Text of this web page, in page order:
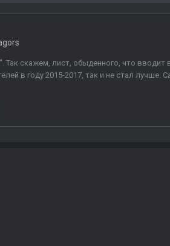
скажем, лист, обыденного, что вводит
в году 2015-2017, так и не стал лучше.